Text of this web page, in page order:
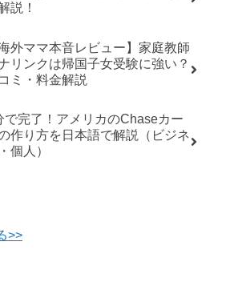
説！
海外ママ本音レビュー】家庭教師
リンクは帰国子女受験に強い？
ミ・料金解説
で完了！アメリカのChaseカー
作り方を日本語で解説（ビジネ
個人）
>>